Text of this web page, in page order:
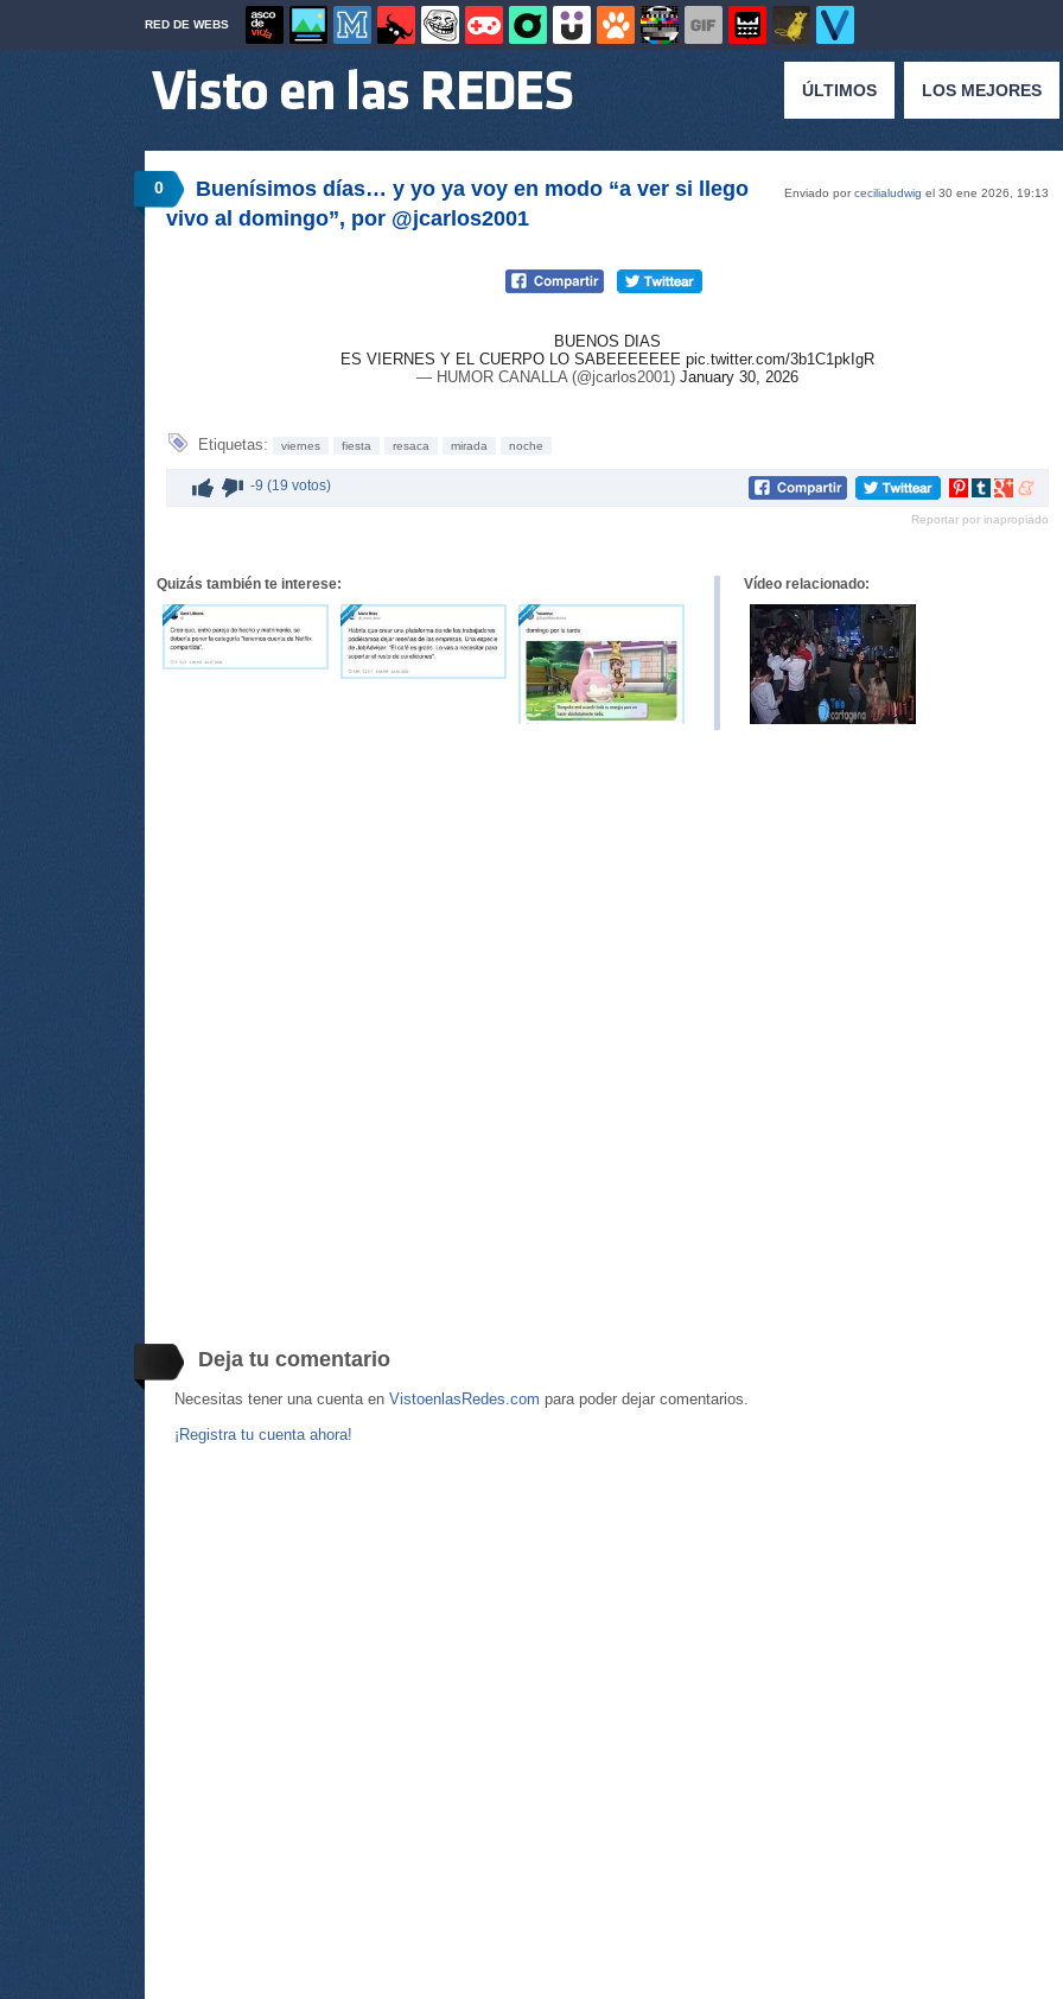
RED DE WEBS
ÚLTIMOS LOS MEJORES
0 Enviado porcecilialudwig el 30 ene 2026, 19:13
Buenísimos días… y yo ya voy en modo “a ver si llego
vivo al domingo”, por @jcarlos2001
BUENOS DIAS
ES VIERNES Y EL CUERPO LO SABEEEEEEE pic.twitter.com/3b1C1pkIgR
— HUMOR CANALLA (@jcarlos2001) January 30, 2026
Etiquetas: viernes fiesta resaca mirada noche
-9 (19 votos)
Compartir
Pinterest
Compartir
tumblr
Compartir
Google+
Reportar por inapropiado
Quizás también te interese: Vídeo relacionado:
Deja tu comentario
Necesitas tener una cuenta en VistoenlasRedes.com para poder dejar comentarios.
¡Registra tu cuenta ahora!